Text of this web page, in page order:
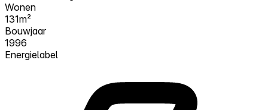
Wonen
131m²
Bouwjaar
1996
Energielabel